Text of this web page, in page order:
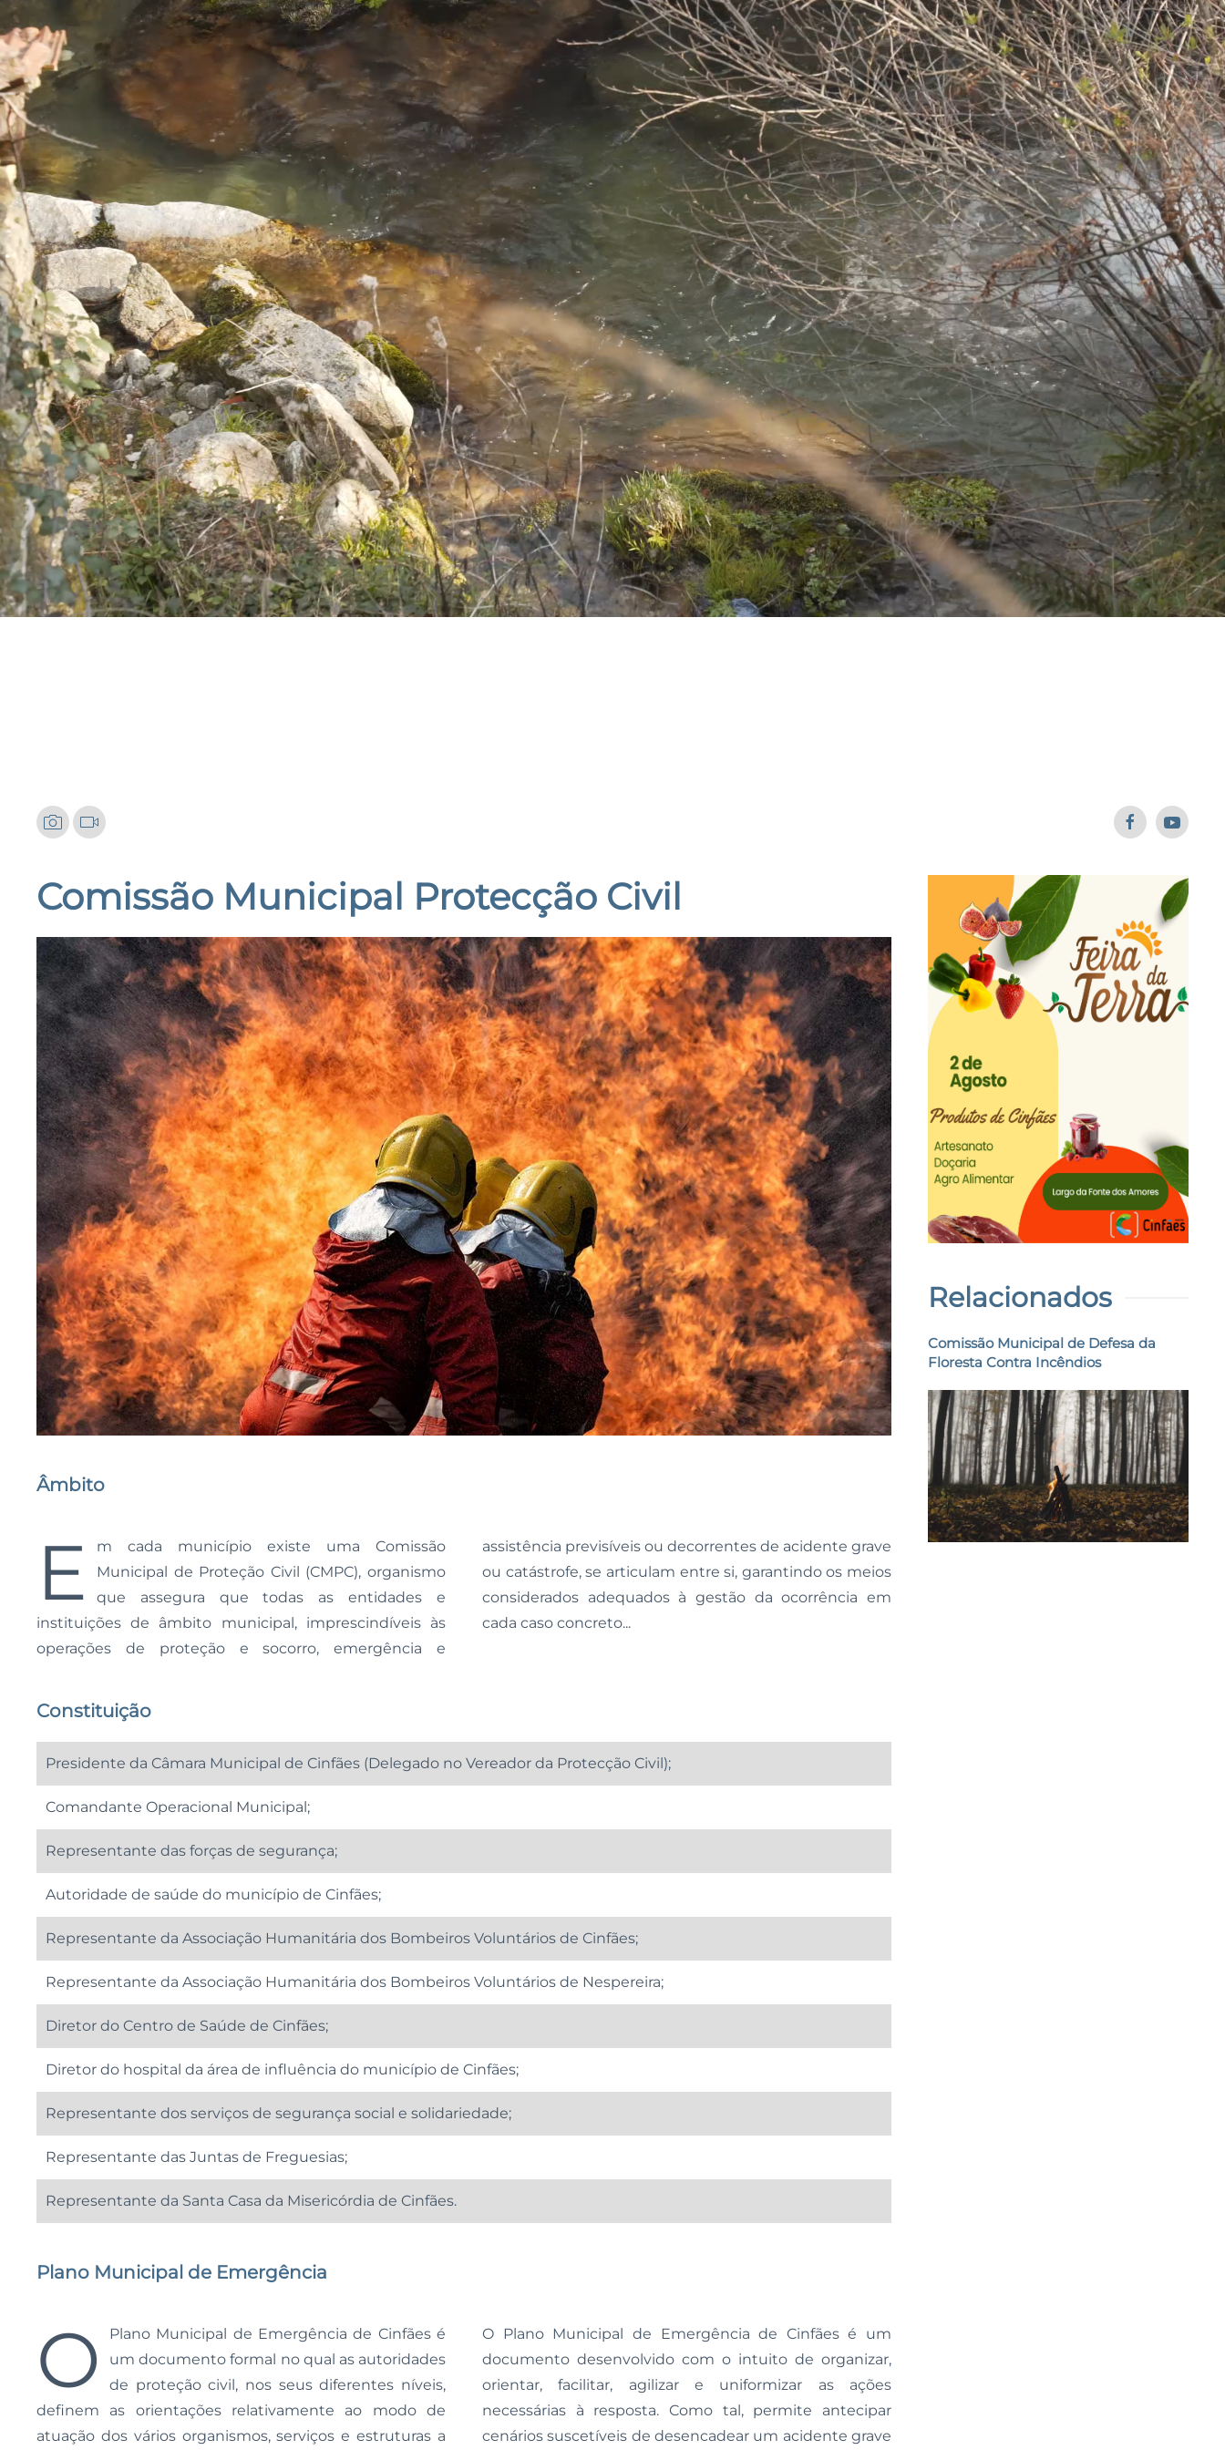
Comissão Municipal Protecção Civil
Âmbito
E
m cada município existe uma Comissão
Municipal de Proteção Civil (CMPC), organismo
que assegura que todas as entidades e
instituições de âmbito municipal, imprescindíveis às
operações de proteção e socorro, emergência e
assistência previsíveis ou decorrentes de acidente grave
ou catástrofe, se articulam entre si, garantindo os meios
considerados adequados à gestão da ocorrência em
cada caso concreto...
Constituição
Presidente da Câmara Municipal de Cinfães (Delegado no Vereador da Protecção Civil);
Comandante Operacional Municipal;
Representante das forças de segurança;
Autoridade de saúde do município de Cinfães;
Representante da Associação Humanitária dos Bombeiros Voluntários de Cinfães;
Representante da Associação Humanitária dos Bombeiros Voluntários de Nespereira;
Diretor do Centro de Saúde de Cinfães;
Diretor do hospital da área de influência do município de Cinfães;
Representante dos serviços de segurança social e solidariedade;
Representante das Juntas de Freguesias;
Representante da Santa Casa da Misericórdia de Cinfães.
Plano Municipal de Emergência
O
Plano Municipal de Emergência de Cinfães é
um documento formal no qual as autoridades
de proteção civil, nos seus diferentes níveis,
definem as orientações relativamente ao modo de
atuação dos vários organismos, serviços e estruturas a
O Plano Municipal de Emergência de Cinfães é um
documento desenvolvido com o intuito de organizar,
orientar, facilitar, agilizar e uniformizar as ações
necessárias à resposta. Como tal, permite antecipar
cenários suscetíveis de desencadear um acidente grave
Relacionados
Comissão Municipal de Defesa da
Floresta Contra Incêndios